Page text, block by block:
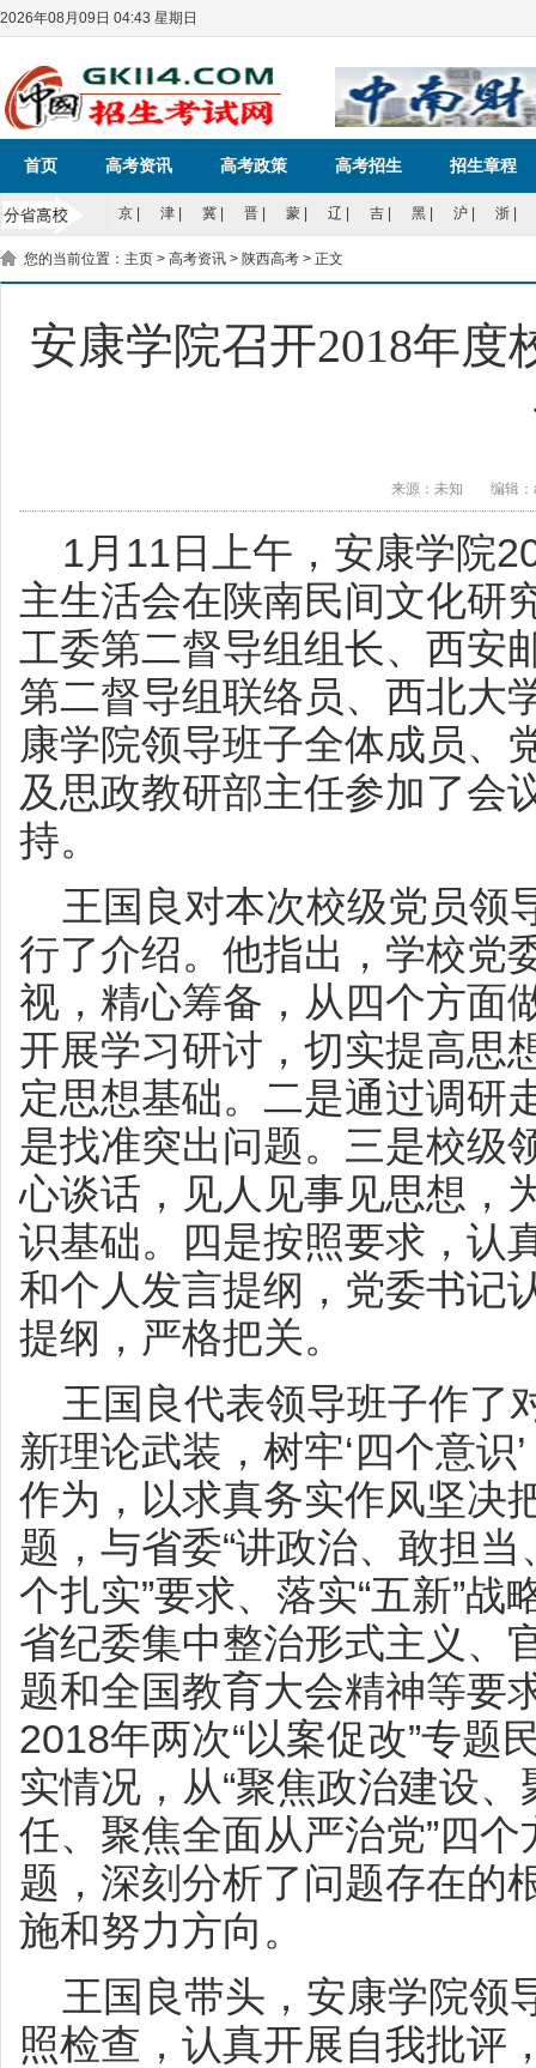
2026年08月09日 04:43 星期日
首页 高考资讯 高考政策 高考招生 招生章程
京| 津| 冀| 晋| 蒙| 辽 吉| 黑| 沪| 浙|
您的当前位置： 主页 > 高考资讯 > 陕西高考 > 正文
安康学院召开2018年
来源：未知 编辑
1月11日上午，安康学院
主生活会在陕南民间文化研
工委第二督导组组长、西安
第二督导组联络员、西北大
康学院领导班子全体成员、
及思政教研部主任参加了会
持。
王国良对本次校级党员领
行了介绍。他指出，学校党
视，精心筹备，从四个方面
开展学习研讨，切实提高思
定思想基础。二是通过调研
是找准突出问题。三是校级
心谈话，见人见事见思想，
识基础。四是按照要求，认
和个人发言提纲，党委书记
提纲，严格把关。
王国良代表领导班子作了
新理论武装，树牢‘四个意识
作为，以求真务实作风坚决
题，与省委“讲政治、敢担
个扎实”要求、落实“五新”战
省纪委集中整治形式主义、
题和全国教育大会精神等要
2018年两次“以案促改”专题
实情况，从“聚焦政治建设
任、聚焦全面从严治党”四
题，深刻分析了问题存在的
施和努力方向。
王国良带头，安康学院领
照检查，认真开展自我批评